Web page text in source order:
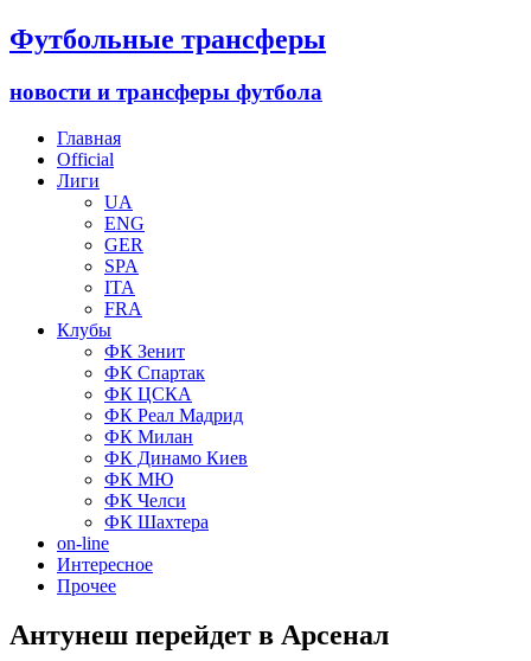
Футбольные трансферы
новости и трансферы футбола
Главная
Official
Лиги
UA
ENG
GER
SPA
ITA
FRA
Клубы
ФК Зенит
ФК Спартак
ФК ЦСКА
ФК Реал Мадрид
ФК Милан
ФК Динамо Киев
ФК МЮ
ФК Челси
ФК Шахтера
on-line
Интересное
Прочее
Антунеш перейдет в Арсенал